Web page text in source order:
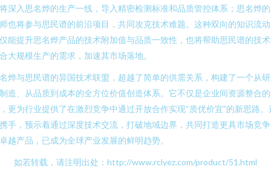
深入思名烨的生产一线，导入精密检测标准和品质管控体系；思名烨
也将参与思民谱的前沿项目，共同攻克技术难题。这种双向的知识流
能提升思名烨产品的技术附加值与品质一致性，也将帮助思民谱的技
大规模生产的需求，加速其市场落地。
烨与思民谱的异国技术联盟，超越了简单的供需关系，构建了一个从
造、从品质到成本的全方位价值创造体系。它不仅是企业间资源整合
更为行业提供了在激烈竞争中通过开放合作实现“质优价宜”的新思路。
手，预示着通过深度技术交流，打破地域边界，共同打造更具市场竞
越产品，已成为全球产业发展的鲜明趋势。
如若转载，请注明出处：http://www.rclyez.com/product/51.html